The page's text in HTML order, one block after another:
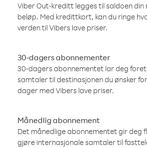
Viber Out-kreditt legges til saldoen din
beløp. Med kredittkort, kan du ringe
verden til Vibers lave priser.
30-dagers abonnementer
30-dagers abonnementet lar deg
samtaler til destinasjonen du ønsker
dager med Vibers lave priser.
Månedlig abonnement
Det månedlige abonnementet gir deg
gjøre internasjonale samtaler til